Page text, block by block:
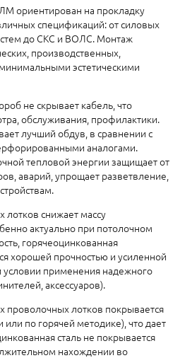
ориентирован на прокладку
спецификаций: от силовых
до СКС и ВОЛС. Монтаж
производственных,
эстетическими
не скрывает кабель, что
обслуживания, профилактики.
лучший обдув, в сравнении с
аналогами.
тепловой энергии защищает от
аварий, упрощает разветвление,
снижает массу
актуально при потолочном
горячеоцинкованная
хорошей прочностью и усиленной
условии применения надежного
аксессуаров).
проволочных лотков покрывается
или по горячей методике), что дает
сталь не покрывается
нахождении во